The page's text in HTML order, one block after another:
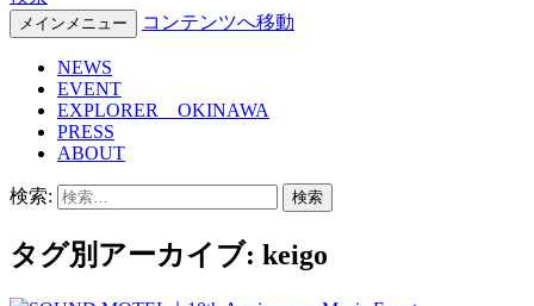
メインメニュー コンテンツへ移動
NEWS
EVENT
EXPLORER OKINAWA
PRESS
ABOUT
検索:
タグ別アーカイブ: keigo